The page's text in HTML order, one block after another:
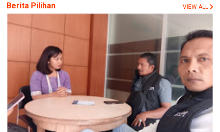
Berita Pilihan VIEW ALL